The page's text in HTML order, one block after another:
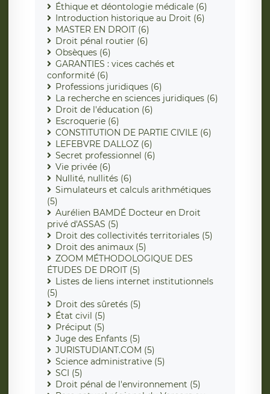
Éthique et déontologie médicale (6)
Introduction historique au Droit (6)
MASTER EN DROIT (6)
Droit pénal routier (6)
Obsèques (6)
GARANTIES : vices cachés et
conformité (6)
Professions juridiques (6)
La recherche en sciences juridiques (6)
Droit de l'éducation (6)
Escroquerie (6)
CONSTITUTION DE PARTIE CIVILE (6)
LEFEBVRE DALLOZ (6)
Secret professionnel (6)
Vie privée (6)
Nullité, nullités (6)
Simulateurs et calculs arithmétiques
(5)
Aurélien BAMDÉ Docteur en Droit
privé d'ASSAS (5)
Droit des collectivités territoriales (5)
Droit des animaux (5)
ZOOM MÉTHODOLOGIQUE DES
ÉTUDES DE DROIT (5)
Listes de liens internet institutionnels
(5)
Droit des sûretés (5)
État civil (5)
Préciput (5)
Juge des Enfants (5)
JURISTUDIANT.COM (5)
Science administrative (5)
SCI (5)
Droit pénal de l'environnement (5)